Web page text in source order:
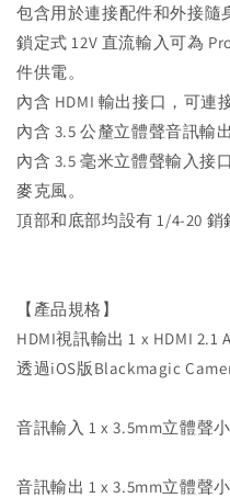
包含用於連接配件和外接隨
鎖定式 12V 直流輸入可為
件供電。
內含 HDMI 輸出接口，可連
內含 3.5 公釐立體聲音訊輸
內含 3.5 毫米立體聲輸入接
麥克風。
頂部和底部均設有 1/4-20 銷
【產品規格】
HDMI視訊輸出 1 x HDMI 2.1
透過iOS版Blackmagic
音訊輸入 1 x 3.5mm立體聲
音訊輸出 1 x 3.5mm立體聲